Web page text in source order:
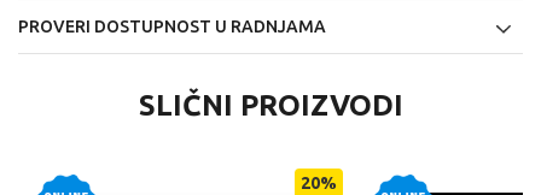
PROVERI DOSTUPNOST U RADNJAMA
SLIČNI PROIZVODI
20%